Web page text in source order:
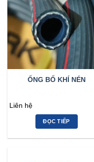
ỐNG BỐ KHÍ NÉN
Liên hệ
ĐỌC TIẾP